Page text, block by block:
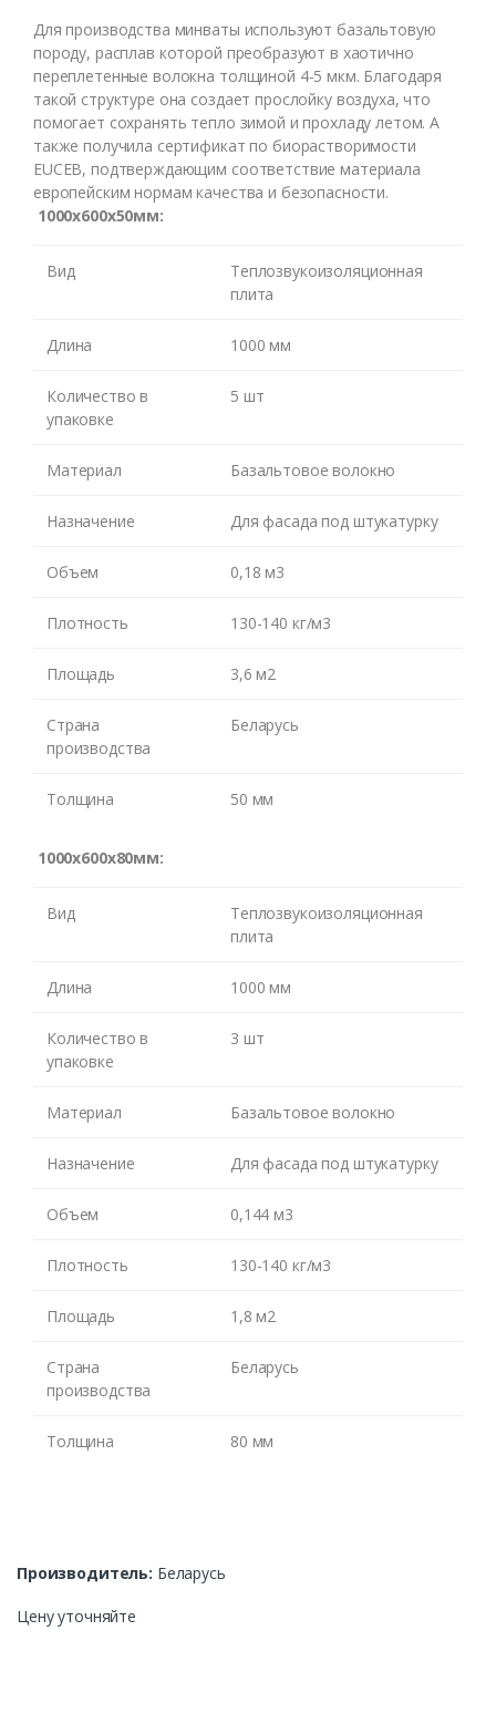
Для производства минваты используют базальтовую
породу, расплав которой преобразуют в хаотично
переплетенные волокна толщиной 4-5 мкм. Благодаря
такой структуре она создает прослойку воздуха, что
помогает сохранять тепло зимой и прохладу летом. А
также получила сертификат по биорастворимости
EUCEB, подтверждающим соответствие материала
европейским нормам качества и безопасности.
1000х600х50мм:
Вид
Теплозвукоизоляционная
плита
Длина 1000 мм
Количество в
упаковке
5 шт
Материал Базальтовое волокно
Назначение Для фасада под штукатурку
Объем 0,18 м3
Плотность 130-140 кг/м3
Площадь 3,6 м2
Страна
производства
Беларусь
Толщина 50 мм
1000х600х80мм:
Вид
Теплозвукоизоляционная
плита
Длина 1000 мм
Количество в
упаковке
3 шт
Материал Базальтовое волокно
Назначение Для фасада под штукатурку
Объем 0,144 м3
Плотность 130-140 кг/м3
Площадь 1,8 м2
Страна
производства
Беларусь
Толщина 80 мм
Производитель: Беларусь
Цену уточняйте
Оставьте номер и мы
перезвоним Вам
ЖДУ ЗВОНКА